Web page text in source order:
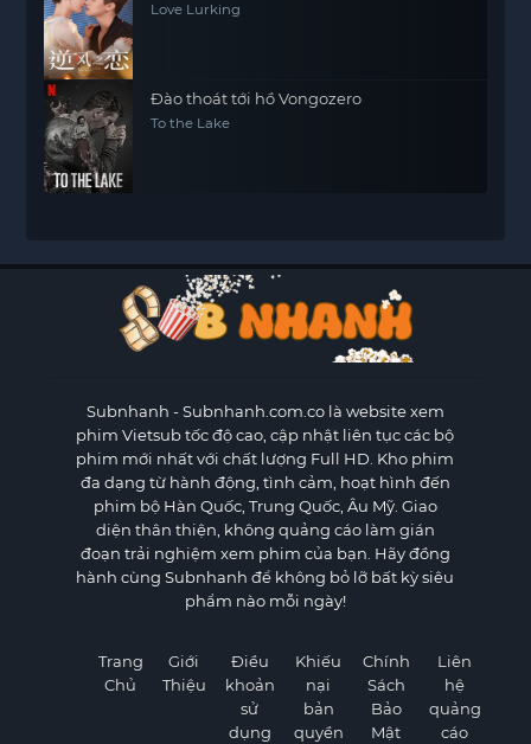
Love Lurking
Đào thoát tới hồ Vongozero
To the Lake
Subnhanh - Subnhanh.com.co là website xem
phim Vietsub tốc độ cao, cập nhật liên tục các bộ
phim mới nhất với chất lượng Full HD. Kho phim
đa dạng từ hành động, tình cảm, hoạt hình đến
phim bộ Hàn Quốc, Trung Quốc, Âu Mỹ. Giao
diện thân thiện, không quảng cáo làm gián
đoạn trải nghiệm xem phim của bạn. Hãy đồng
hành cùng Subnhanh để không bỏ lỡ bất kỳ siêu
phẩm nào mỗi ngày!
Trang
Chủ
Giới
Thiệu
Điều
khoản
sử
dụng
Khiếu
nại
bản
quyền
Chính
Sách
Bảo
Mật
Liên
hệ
quảng
cáo